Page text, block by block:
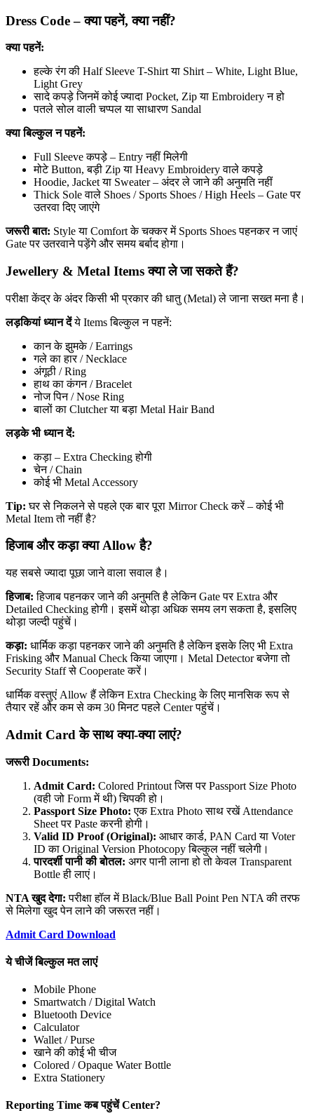
Dress Code – क्या पहनें, क्या नहीं?
क्या पहनें:
हल्के रंग की Half Sleeve T-Shirt या Shirt – White, Light Blue,
Light Grey
सादे कपड़े जिनमें कोई ज्यादा Pocket, Zip या Embroidery न हो
पतले सोल वाली चप्पल या साधारण Sandal
क्या बिल्कुल न पहनें:
Full Sleeve कपड़े – Entry नहीं मिलेगी
मोटे Button, बड़ी Zip या Heavy Embroidery वाले कपड़े
Hoodie, Jacket या Sweater – अंदर ले जाने की अनुमति नहीं
Thick Sole वाले Shoes / Sports Shoes / High Heels – Gate पर
उतरवा दिए जाएंगे
जरूरी बात: Style या Comfort के चक्कर में Sports Shoes पहनकर न जाएं
Gate पर उतरवाने पड़ेंगे और समय बर्बाद होगा।
Jewellery & Metal Items क्या ले जा सकते हैं?
परीक्षा केंद्र के अंदर किसी भी प्रकार की धातु (Metal) ले जाना सख्त मना है।
लड़कियां ध्यान देंये Items बिल्कुल न पहनें:
कान के झुमके / Earrings
गले का हार / Necklace
अंगूठी / Ring
हाथ का कंगन / Bracelet
नोज पिन / Nose Ring
बालों का Clutcher या बड़ा Metal Hair Band
लड़के भी ध्यान दें:
कड़ा – Extra Checking होगी
चेन / Chain
कोई भी Metal Accessory
Tip: घर से निकलने से पहले एक बार पूरा Mirror Check करें – कोई भी
Metal Item तो नहीं है?
हिजाब और कड़ा क्या Allow है?
यह सबसे ज्यादा पूछा जाने वाला सवाल है।
हिजाब: हिजाब पहनकर जाने की अनुमति है लेकिन Gate पर Extra और
Detailed Checking होगी। इसमें थोड़ा अधिक समय लग सकता है, इसलिए
थोड़ा जल्दी पहुंचें।
कड़ा: धार्मिक कड़ा पहनकर जाने की अनुमति है लेकिन इसके लिए भी Extra
Frisking और Manual Check किया जाएगा। Metal Detector बजेगा तो
Security Staff से Cooperate करें।
धार्मिक वस्तुएं Allow हैं लेकिन Extra Checking के लिए मानसिक रूप से
तैयार रहें और कम से कम 30 मिनट पहले Center पहुंचें।
Admit Card के साथ क्या-क्या लाएं?
जरूरी Documents:
Admit Card: Colored Printout जिस पर Passport Size Photo
(वही जो Form में थी) चिपकी हो।
Passport Size Photo: एक Extra Photo साथ रखें Attendance
Sheet पर Paste करनी होगी।
Valid ID Proof (Original): आधार कार्ड, PAN Card या Voter
ID का Original Version Photocopy बिल्कुल नहीं चलेगी।
पारदर्शी पानी की बोतल: अगर पानी लाना हो तो केवल Transparent
Bottle ही लाएं।
NTA खुद देगा: परीक्षा हॉल में Black/Blue Ball Point Pen NTA की तरफ
से मिलेगा खुद पेन लाने की जरूरत नहीं।
Admit Card Download
ये चीजें बिल्कुल मत लाएं
Mobile Phone
Smartwatch / Digital Watch
Bluetooth Device
Calculator
Wallet / Purse
खाने की कोई भी चीज
Colored / Opaque Water Bottle
Extra Stationery
Reporting Time कब पहुंचें Center?